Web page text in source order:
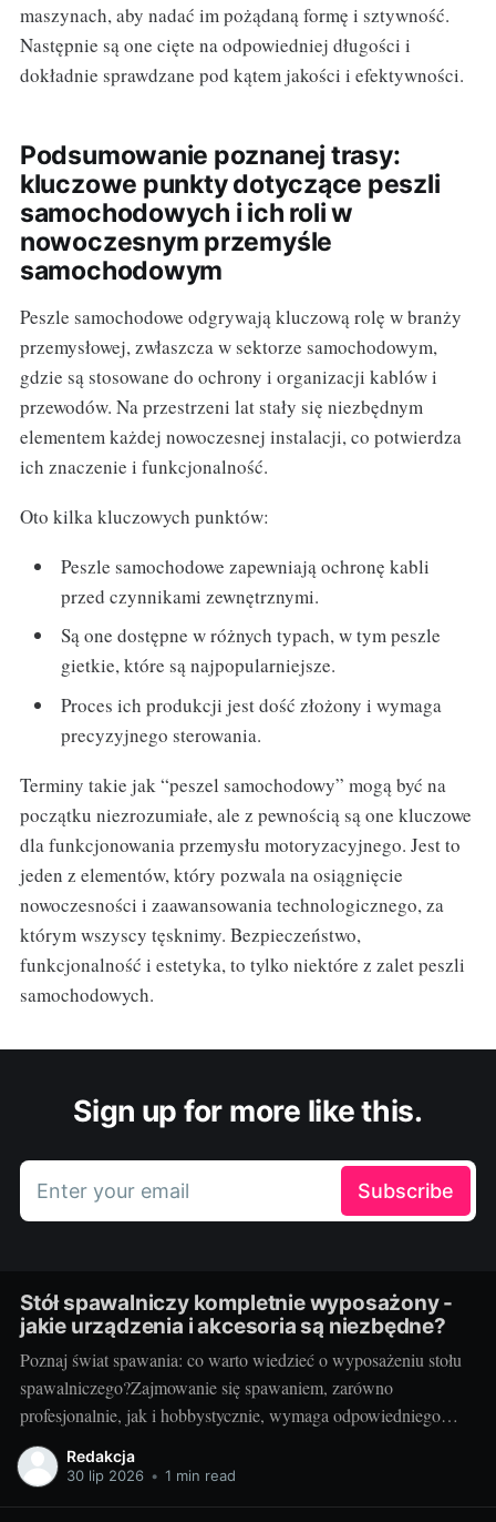
maszynach, aby nadać im pożądaną formę i sztywność.
Następnie są one cięte na odpowiedniej długości i
dokładnie sprawdzane pod kątem jakości i efektywności.
Podsumowanie poznanej trasy:
kluczowe punkty dotyczące peszli
samochodowych i ich roli w
nowoczesnym przemyśle
samochodowym
Peszle samochodowe odgrywają kluczową rolę w branży
przemysłowej, zwłaszcza w sektorze samochodowym,
gdzie są stosowane do ochrony i organizacji kablów i
przewodów. Na przestrzeni lat stały się niezbędnym
elementem każdej nowoczesnej instalacji, co potwierdza
ich znaczenie i funkcjonalność.
Oto kilka kluczowych punktów:
Peszle samochodowe zapewniają ochronę kabli
przed czynnikami zewnętrznymi.
Są one dostępne w różnych typach, w tym peszle
gietkie, które są najpopularniejsze.
Proces ich produkcji jest dość złożony i wymaga
precyzyjnego sterowania.
Terminy takie jak “peszel samochodowy” mogą być na
początku niezrozumiałe, ale z pewnością są one kluczowe
dla funkcjonowania przemysłu motoryzacyjnego. Jest to
jeden z elementów, który pozwala na osiągnięcie
nowoczesności i zaawansowania technologicznego, za
którym wszyscy tęsknimy. Bezpieczeństwo,
funkcjonalność i estetyka, to tylko niektóre z zalet peszli
samochodowych.
Sign up for more like this.
Enter your email Subscribe
Stół spawalniczy kompletnie wyposażony -
jakie urządzenia i akcesoria są niezbędne?
Poznaj świat spawania: co warto wiedzieć o wyposażeniu stołu
spawalniczego?Zajmowanie się spawaniem, zarówno
profesjonalnie, jak i hobbystycznie, wymaga odpowiedniego
wyposażenia stołu spawalniczego. Wybór odpowiednich
akcesoriów jest kluczowy dla wydajności i bezpieczeństwa
Redakcja
30 lip 2026 • 1 min read